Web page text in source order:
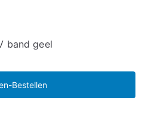
band geel
Bestellen